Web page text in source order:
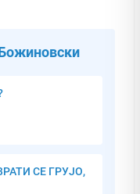
СЕ ГРУЈО,